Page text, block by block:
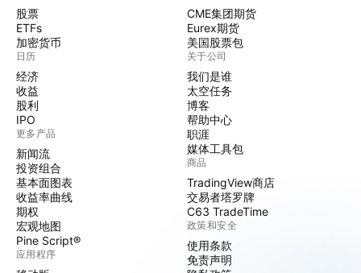
股票
ETFs
加密货币
日历
经济
收益
股利
IPO
更多产品
新闻流
投资组合
基本面图表
收益率曲线
期权
宏观地图
Pine Script®
应用程序
CME集团期货
Eurex期货
美国股票包
关于公司
我们是谁
太空任务
博客
帮助中心
职涯
媒体工具包
商品
TradingView商店
交易者塔罗牌
C63 TradeTime
政策和安全
使用条款
免责声明